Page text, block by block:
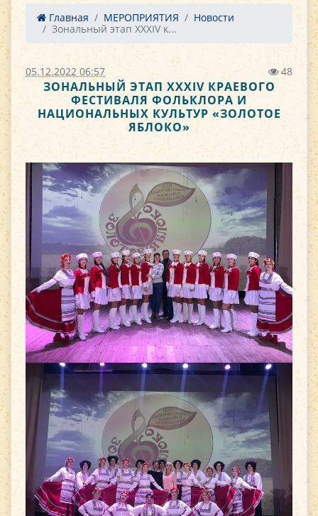
Главная МЕРОПРИЯТИЯ
Новости
Зональный этап XXXIV к...
05.12.2022 06:57 48
ЗОНАЛЬНЫЙ ЭТАП XXXIV КРАЕВОГО
ФЕСТИВАЛЯ ФОЛЬКЛОРА И
НАЦИОНАЛЬНЫХ КУЛЬТУР «ЗОЛОТОЕ
ЯБЛОКО»